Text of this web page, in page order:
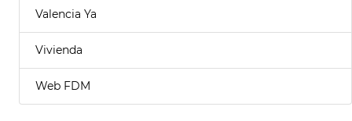
Valencia Ya
Vivienda
Web FDM